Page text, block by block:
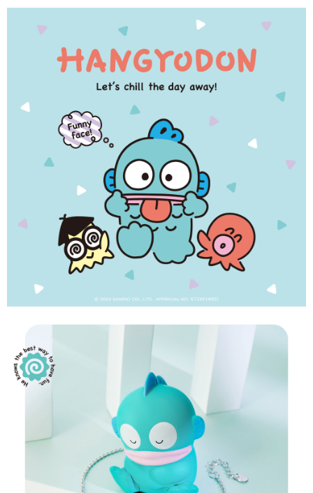
１．簡單：不需註冊會員、不需綁卡、不需儲值。
２．便利：只要手機號碼，簡訊認證，即可結帳。
３．安心：先確認商品／服務後，再付款。
【「AFTEE先享後付」結帳流程】
１．於結帳方式選擇「AFTEE先享後付」後，將跳轉至「AFTEE先享後付」
結帳頁面，進行簡訊認證並確認金額後，即可完成結帳。
２．訂單成立數日內，您將收到繳費通知簡訊。
３．收到繳費通知簡訊後14天內，點擊此簡訊中的連結，可透過四大超商／
ATM／網路銀行／等多元方式進行付款，方視為交易完成。
※ 請注意：結帳手續完成當下不需立刻繳費，但若您需要取消訂單，請聯絡
購買商品的店家。未經商家同意取消之訂單仍視為有效，需透過AFTEE先享
後付繳納相關費用。
※ 交易是否成功請以「AFTEE先享後付 」之結帳頁面顯示為準，若有關於
是否繳費成功／繳費後需取消欲退款等相關疑問，請聯繫「AFTEE先享後付
https://netprotections.freshdesk.com/support/home
【注意事項】
１．透過由恩沛科技股份有限公司提供之「AFTEE先享後付」服務完成之交
易，需依本服務之必要範圍內提供個人資料，並將交易相關給付款項請求債
權轉讓予恩沛科技股份有限公司。
２．關於個人資料處理事宜，請瀏覽以下網址：
https://aftee.tw/terms/#terms3
３．未成年的使用者請事先徵得法定代理人或監護人之同意方可使用
「AFTEE先享後付」，若未經同意申辦者引起之損失，本公司不負相關責
４．使用「AFTEE先享後付」時，將依據個別帳號之用戶狀況，依本公司即
時審查核予不同之上限額度；若仍有額度不足之情形，本公司將視審查結果
請求用戶進行身份認證。
５．嚴禁一人註冊多個帳號或使用他人資訊註冊。若發現惡意使用之情形，
恩沛科技股份有限公司將有權停止該用戶之使用額度並採取法律行動。
貨到付款
全家取貨付款
每筆NT$60，滿NT$1,500(含以上)免運費
付款後全家取貨
每筆NT$60，滿NT$1,500(含以上)免運費
每筆NT$60，滿NT$1,500(含以上)免運費
付款後7-11取貨
每筆NT$60，滿NT$1,500(含以上)免運費
每筆NT$60，滿NT$1,500(含以上)免運費
付款後門市自取
免運費
每筆NT$90
國家/地區配送